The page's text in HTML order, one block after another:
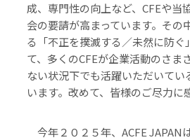
成、専門性の向上など、CFEや当
会の要請が高まっています。その
る「不正を撲滅する／未然に防ぐ
て、多くのCFEが企業活動のさま
ない状況下でも活躍いただいてい
います。改めて、皆様のご尽力に
今年２０２５年、ACFE JAPAN